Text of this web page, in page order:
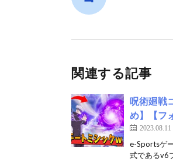
関連する記事
呪術廻戦
め】【フ
2023.08.11
e-Sportsゲ
式であるv6